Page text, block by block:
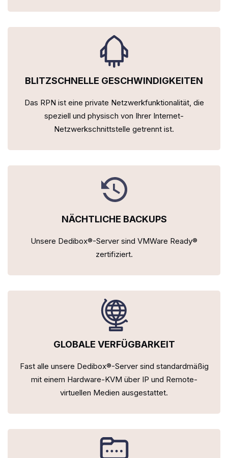
BLITZSCHNELLE GESCHWINDIGKEITEN
Das RPN ist eine private Netzwerkfunktionalität, die
speziell und physisch von Ihrer Internet-
Netzwerkschnittstelle getrennt ist.
NÄCHTLICHE BACKUPS
Unsere Dedibox®-Server sind VMWare Ready®
zertifiziert.
GLOBALE VERFÜGBARKEIT
Fast alle unsere Dedibox®-Server sind standardmäßig
mit einem Hardware-KVM über IP und Remote-
virtuellen Medien ausgestattet.